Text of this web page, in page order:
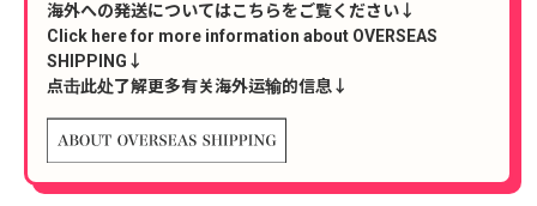
海外への発送についてはこちらをご覧ください↓
Click here for more information about OVERSEAS
SHIPPING↓
点击此处了解更多有关海外运输的信息↓